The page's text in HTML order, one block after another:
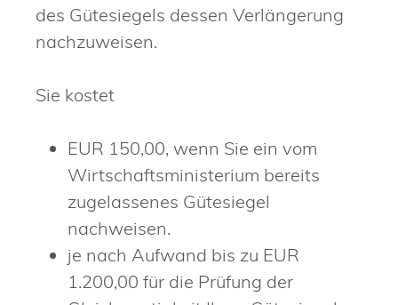
des Gütesiegels dessen Verlängerung
nachzuweisen.
Sie kostet
EUR 150,00, wenn Sie ein vom
Wirtschaftsministerium bereits
zugelassenes Gütesiegel
nachweisen.
je nach Aufwand bis zu EUR
1.200,00 für die Prüfung der